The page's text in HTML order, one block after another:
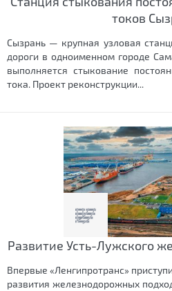
токов
Сызрань — крупная узловая
дороги в одноименном городе
выполняется стыкование
тока. Проект реконструкции...
Развитие Усть-Лужского
Впервые «Ленгипротранс»
развития железнодорожных